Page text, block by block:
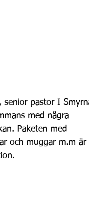
senior pastor I
med några
Paketen med
och muggar m.m är